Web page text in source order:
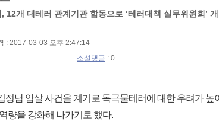
12개 대테러 관계기관 합동으로 ‘테러대책 실무위원회’ 개
: 2017-03-03 오후 2:47:14
소셜댓글 : 0
정남 암살 사건을 계기로 독극물테러에 대한 우려가 높
량을 강화해 나가기로 했다.